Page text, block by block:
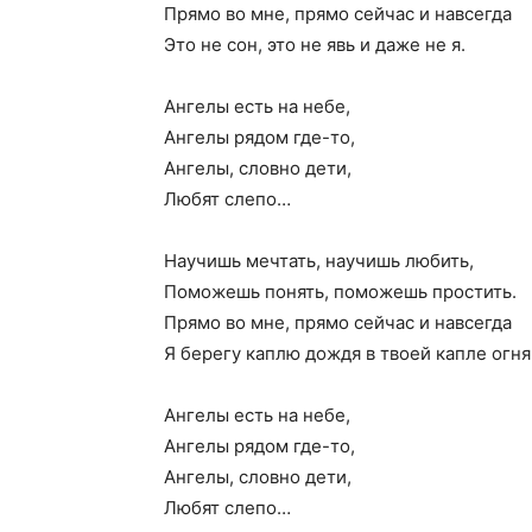
Прямо во мне, прямо сейчас и навсегда
Это не сон, это не явь и даже не я.
Ангелы есть на небе,
Ангелы рядом где-то,
Ангелы, словно дети,
Любят слепо…
Научишь мечтать, научишь любить,
Поможешь понять, поможешь простить.
Прямо во мне, прямо сейчас и навсегда
Я берегу каплю дождя в твоей капле
Ангелы есть на небе,
Ангелы рядом где-то,
Ангелы, словно дети,
Любят слепо…